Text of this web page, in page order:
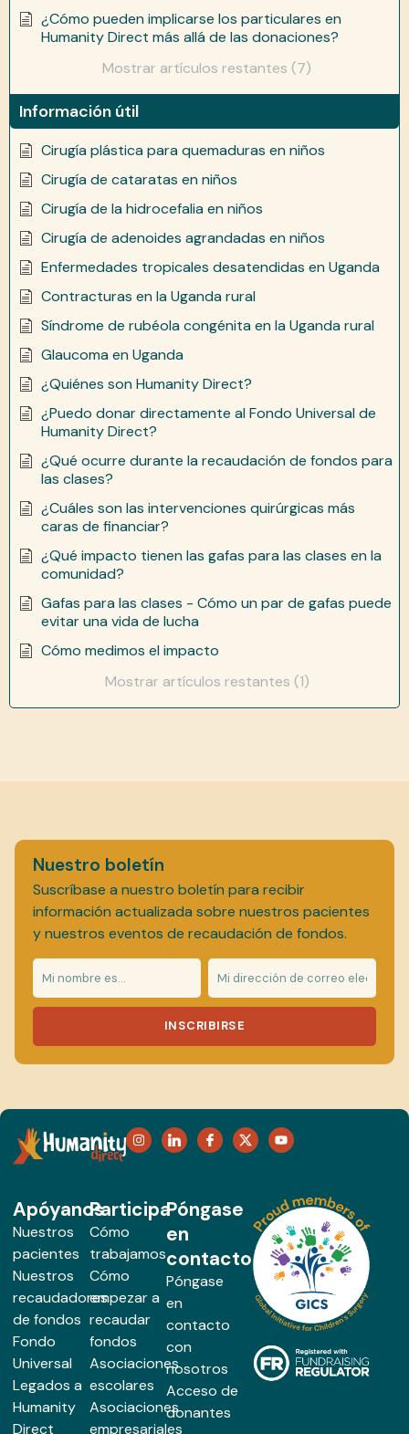
¿Cómo pueden implicarse los particulares en
Humanity Direct más allá de las donaciones?
Mostrar artículos restantes (7)
Información útil
Cirugía plástica para quemaduras en niños
Cirugía de cataratas en niños
Cirugía de la hidrocefalia en niños
Cirugía de adenoides agrandadas en niños
Enfermedades tropicales desatendidas en Uganda
Contracturas en la Uganda rural
Síndrome de rubéola congénita en la Uganda rural
Glaucoma en Uganda
¿Quiénes son Humanity Direct?
¿Puedo donar directamente al Fondo Universal de
Humanity Direct?
¿Qué ocurre durante la recaudación de fondos para
las clases?
¿Cuáles son las intervenciones quirúrgicas más
caras de financiar?
¿Qué impacto tienen las gafas para las clases en la
comunidad?
Gafas para las clases - Cómo un par de gafas puede
evitar una vida de lucha
Cómo medimos el impacto
Mostrar artículos restantes (1)
Nuestro boletín
Suscríbase a nuestro boletín para recibir
información actualizada sobre nuestros pacientes
y nuestros eventos de recaudación de fondos.
INSCRIBIRSE
Apóyanos
Nuestros
pacientes
Nuestros
recaudadores
de fondos
Fondo
Universal
Legados a
Humanity
Direct
Participa
Cómo
trabajamos
Cómo
empezar a
recaudar
fondos
Asociaciones
escolares
Asociaciones
empresariales
Póngase
en
contacto
Póngase
en
contacto
con
nosotros
Acceso de
donantes